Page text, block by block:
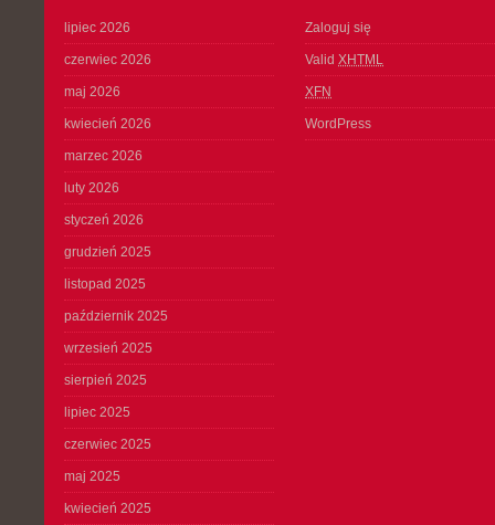
lipiec 2026
czerwiec 2026
maj 2026
kwiecień 2026
marzec 2026
luty 2026
styczeń 2026
grudzień 2025
listopad 2025
październik 2025
wrzesień 2025
sierpień 2025
lipiec 2025
czerwiec 2025
maj 2025
kwiecień 2025
Zaloguj się
Valid XHTML
XFN
WordPress